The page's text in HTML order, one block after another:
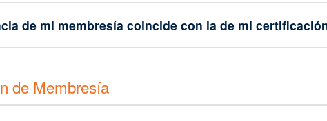
de mi membresía coincide con la de mi
de Membresía